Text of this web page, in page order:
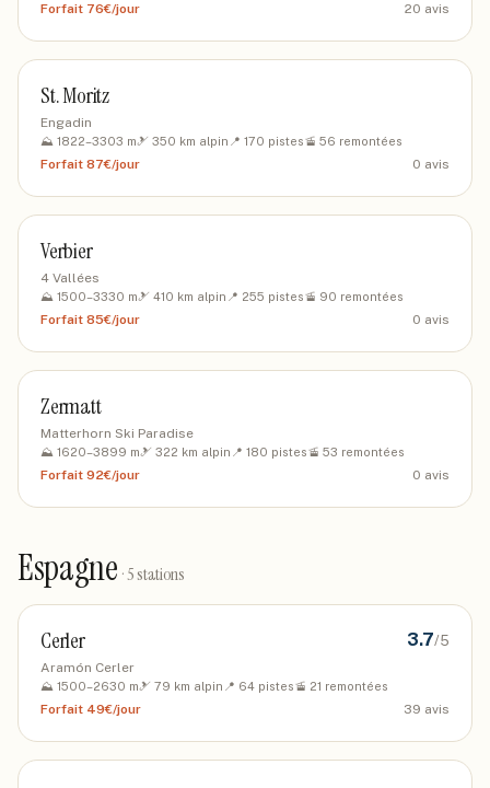
Forfait 76€/jour 20 avis
St. Moritz
Engadin
⛰️ 1822–3303 m🎿 350 km alpin 📍 170 pistes🚡 56 remontées
Forfait 87€/jour 0 avis
Verbier
4 Vallées
⛰️ 1500–3330 m🎿 410 km alpin 📍 255 pistes🚡 90 remontées
Forfait 85€/jour 0 avis
Zermatt
Matterhorn Ski Paradise
⛰️ 1620–3899 m🎿 322 km alpin 📍 180 pistes🚡 53 remontées
Forfait 92€/jour 0 avis
Espagne ·5stations
Cerler
Aramón Cerler
3.7/5
⛰️ 1500–2630 m🎿 79 km alpin 📍 64 pistes🚡 21 remontées
Forfait 49€/jour 39 avis